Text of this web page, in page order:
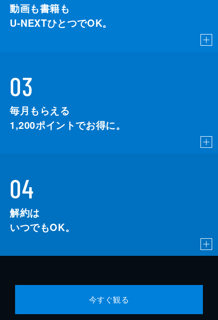
動画も書籍も
U-NEXTひとつでOK。
03
毎月もらえる
1,200ポイントでお得に。
04
解約は
いつでもOK。
今すぐ観る